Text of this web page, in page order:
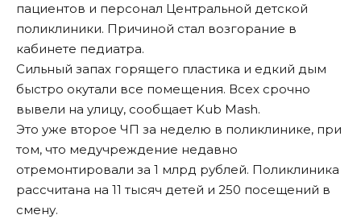
пациентов и персонал Центральной детской
поликлиники. Причиной стал возгорание в
кабинете педиатра.
Сильный запах горящего пластика и едкий дым
быстро окутали все помещения. Всех срочно
вывели на улицу, сообщает Kub Mash.
Это уже второе ЧП за неделю в поликлинике, при
том, что медучреждение недавно
отремонтировали за 1 млрд рублей. Поликлиника
рассчитана на 11 тысяч детей и 250 посещений в
смену.